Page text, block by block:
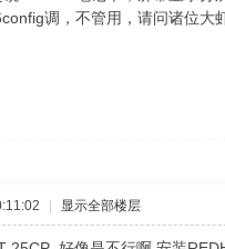
调，不管用，请问诸位大
显示全部楼层